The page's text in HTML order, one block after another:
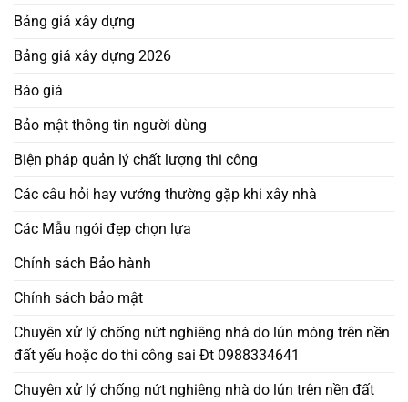
Bảng giá xây dựng
Bảng giá xây dựng 2026
Báo giá
Bảo mật thông tin người dùng
Biện pháp quản lý chất lượng thi công
Các câu hỏi hay vướng thường gặp khi xây nhà
Các Mẫu ngói đẹp chọn lựa
Chính sách Bảo hành
Chính sách bảo mật
Chuyên xử lý chống nứt nghiêng nhà do lún móng trên nền
đất yếu hoặc do thi công sai Đt 0988334641
Chuyên xử lý chống nứt nghiêng nhà do lún trên nền đất